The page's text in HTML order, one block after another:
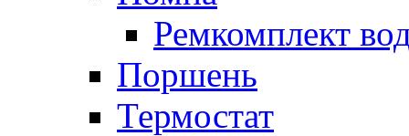
Ремкомплект
Поршень
Термостат